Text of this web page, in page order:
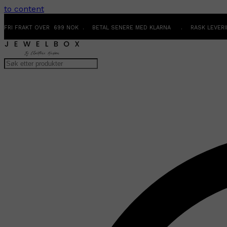
to content
FRI FRAKT OVER 699 NOK . BETAL SENERE MED KLARNA . RASK